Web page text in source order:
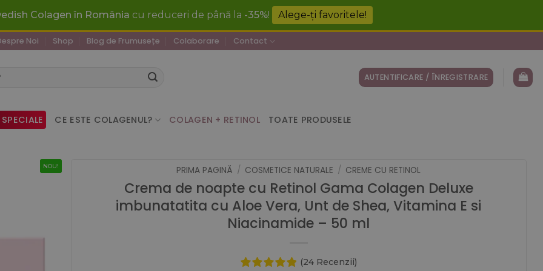
Colagen în România cu reduceri de până la -35%! Alege-ți favoritele!
Noi Shop Blog de Frumusețe Colaborare Contact
AUTENTIFICARE / ÎNREGISTRARE
CE ESTE COLAGENUL? COLAGEN + RETINOL TOATE PRODUSELE
NOU! PRIMA PAGINĂ / COSMETICE NATURALE / CREME CU RETINOL
Crema de noapte cu Retinol Gama Colagen Deluxe
imbunatatita cu Aloe Vera, Unt de Shea, Vitamina E si
Niacinamide – 50 ml
(24 Recenzii)